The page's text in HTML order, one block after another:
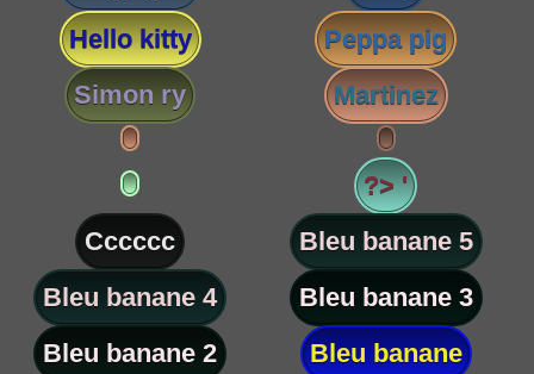
Hello kitty
Peppa pig
Simon ry
Martinez
?> '
Cccccc
Bleu banane 5
Bleu banane 4
Bleu banane 3
Bleu banane 2
Bleu banane